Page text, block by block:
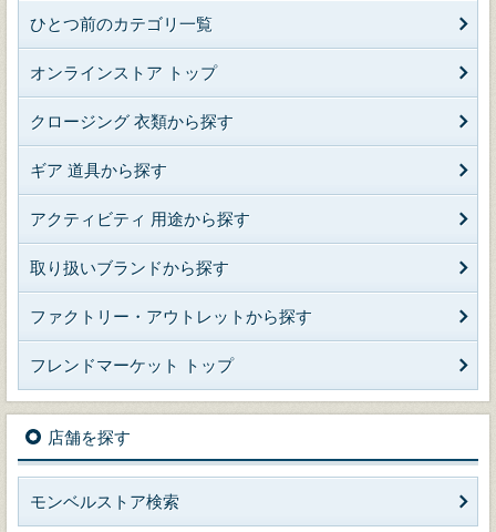
ひとつ前のカテゴリ一覧
オンラインストア トップ
クロージング 衣類から探す
ギア 道具から探す
アクティビティ 用途から探す
取り扱いブランドから探す
ファクトリー・アウトレットから探す
フレンドマーケット トップ
店舗を探す
モンベルストア検索